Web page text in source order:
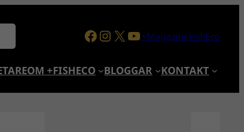
Facebook
Instagram
X YouTube
+MagazineFishEco
OM +FISHECO BLOGGAR KONTAKT